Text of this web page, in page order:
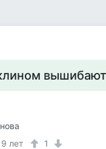
вышибают
9 лет
1